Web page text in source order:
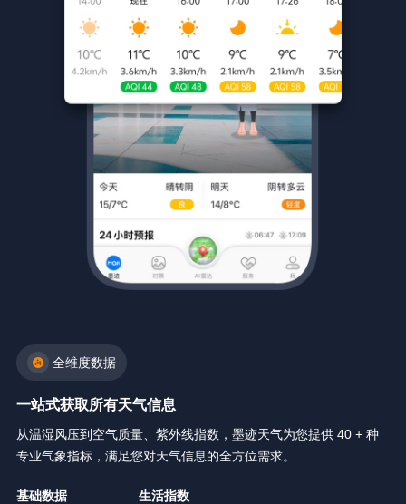
全维度数据
一站式获取所有天气信息
从温湿风压到空气质量、紫外线指数，墨迹天气为您提供 40 + 种
专业气象指标，满足您对天气信息的全方位需求。
基础数据 生活指数